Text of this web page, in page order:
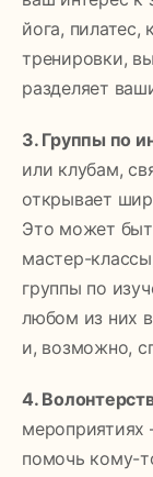
йога, пилатес,
тренировки,
разделяет
3. Группы по
или клубам,
открывает
Это может
мастер-
группы по
любом из них
и, возможно,
4.
помочь кому-